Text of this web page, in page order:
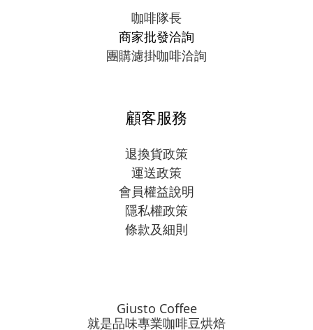
咖啡隊長
商家批發洽詢
團購濾掛咖啡洽詢
顧客服務
退換貨政策
運送政策
會員權益說明
隱私權政策
條款及細則
Giusto Coffee
就是品味專業咖啡豆烘焙